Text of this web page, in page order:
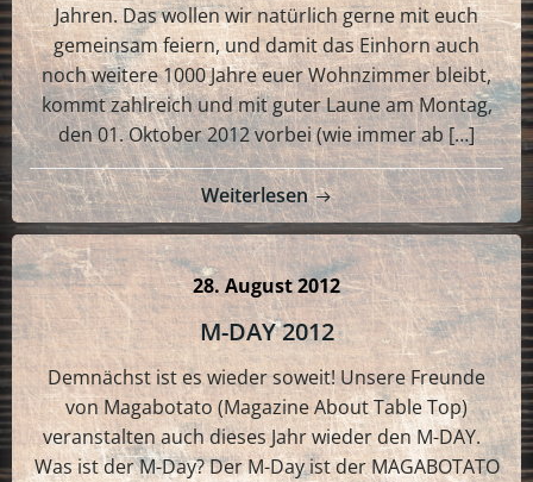
Jahren. Das wollen wir natürlich gerne mit euch
gemeinsam feiern, und damit das Einhorn auch
noch weitere 1000 Jahre euer Wohnzimmer bleibt,
kommt zahlreich und mit guter Laune am Montag,
den 01. Oktober 2012 vorbei (wie immer ab […]
Weiterlesen
28. August 2012
M-DAY 2012
Demnächst ist es wieder soweit! Unsere Freunde
von Magabotato (Magazine About Table Top)
veranstalten auch dieses Jahr wieder den M-DAY.
Was ist der M-Day? Der M-Day ist der MAGABOTATO